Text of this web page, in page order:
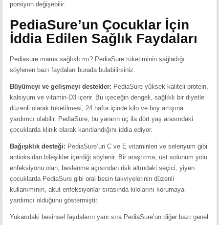
porsiyon değişebilir.
PediaSure’un Çocuklar İçin
İddia Edilen Sağlık Faydaları
Pediasure mama sağlıklı mı? PediaSure tüketiminin sağladığı
söylenen bazı faydaları burada bulabilirsiniz.
Büyümeyi ve gelişmeyi destekler: PediaSure yüksek kaliteli protein,
kalsiyum ve vitamin-D3 içerir. Bu içeceğin dengeli, sağlıklı bir diyetle
düzenli olarak tüketilmesi, 24 hafta içinde kilo ve boy artışına
yardımcı olabilir. PediaSure, bu yararın üç ila dört yaş arasındaki
çocuklarda klinik olarak kanıtlandığını iddia ediyor.
Bağışıklık desteği: PediaSure’un C ve E vitaminleri ve selenyum gibi
antioksidan bileşikler içerdiği söylenir. Bir araştırma, üst solunum yolu
enfeksiyonu olan, beslenme açısından risk altındaki seçici, yiyen
çocuklarda PediaSure gibi oral besin takviyelerinin düzenli
kullanımının, akut enfeksiyonlar sırasında kilolarını korumaya
yardımcı olduğunu göstermiştir.
Yukarıdaki besinsel faydaların yanı sıra PediaSure’un diğer bazı genel